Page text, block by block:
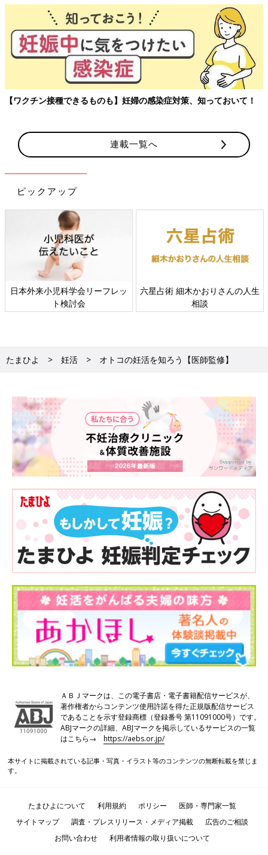
●精子力低下の分岐点と減少率
あまり知られていませんが、卵子と同様に精子も老化します。そ
の分岐点は35才ごろから。
ここを境に精子の数は減少し、生殖能力が少しずつ下がっていき
ます。
男性は何才まででも大丈夫！という油断は禁物です。
不妊治療、努力ではどうにもならない精
子の数や運動率。やはり年齢が重要・産
科医
子どもを授かるには、どうしても年齢という壁
に、もっと前から知っておきたいことを特集と
してお届けします。
不妊症の原因の48％が男性側に！ セックスに原因も
不妊原因の男女比
●不妊原因の男女比
といわれています。精子の数や運動率の問題から、勃起障害
（ED）や射精障害など、原因はさまざまです。
男性不妊症患者疾患別内訳（複数）
※2014年日本国内の男性不妊症外来受診者の内訳（2015年度子ども・子育て支援推
進調査研究事業より）
造精機能障害とは精液の中の精子が少なかったり、精子の運動が
悪かったりすることが原因で妊娠がしづらい状態のこと。一定の
不妊の原因の約半数は男性側にもあります。不妊の原因となる主
な因子は以下のようなものが挙げられます。
奇形精子症（きけいせいししょう）
【ワクチン接種できるものも】妊婦の感染症対策、知っておいて！
連載一覧へ
ピックアップ
日本外来小児科学会リーフレッ
ト検討会
六星占術 細木かおりさんの人生
相談
たまひよ 妊活 オトコの妊活を知ろう【医師監修】
ＡＢＪマークは、この電子書店・電子書籍配信サービスが、
著作権者からコンテンツ使用許諾を得た正規版配信サービス
であることを示す登録商標（登録番号 第11091000号）です。
ABJマークの詳細、ABJマークを掲示しているサービスの一覧
はこちら→https://aebs.or.jp/
本サイトに掲載されている記事・写真・イラスト等のコンテンツの無断転載を禁じま
す。
たまひよについて 利用規約 ポリシー
医師・専門家一覧
サイトマップ
調査・プレスリリース・メディア掲載
広告のご相談
お問い合わせ
利用者情報の取り扱いについて